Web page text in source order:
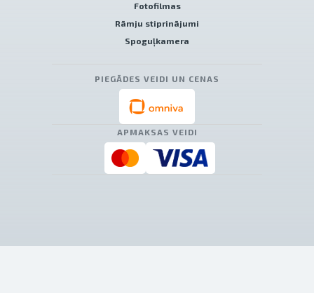
Fotofilmas
Rāmju stiprinājumi
Spoguļkamera
PIEGĀDES VEIDI UN CENAS
APMAKSAS VEIDI